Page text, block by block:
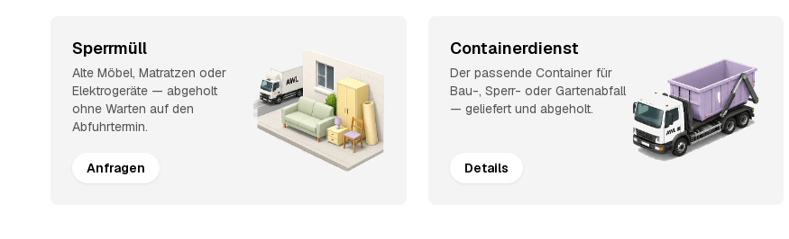
Sperrmüll
Alte Möbel, Matratzen oder
Elektrogeräte — abgeholt
ohne Warten auf den
Abfuhrtermin.
Anfragen
Containerdienst
Der passende Container für
Bau-, Sperr- oder Gartenabfall
— geliefert und abgeholt.
Details